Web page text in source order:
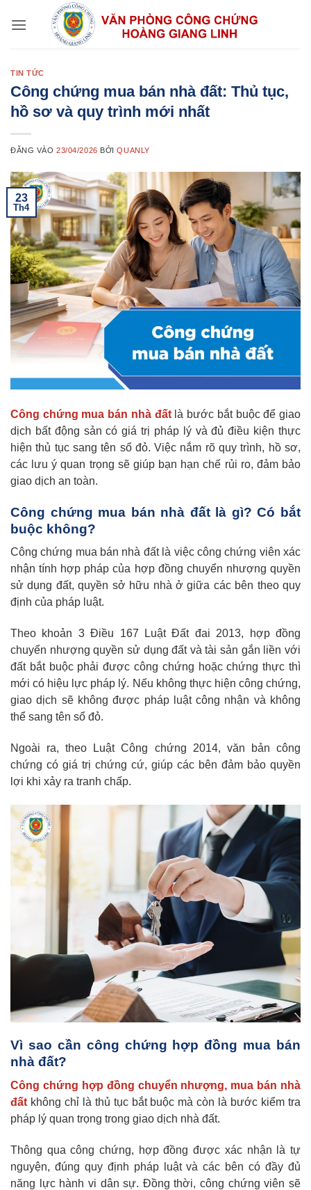
qua
TIN TỨC
Công chứng mua bán nhà đất: Thủ tục,
hồ sơ và quy trình mới nhất
ĐĂNG VÀO23/04/2026 BỞIQUANLY
23
Th4
Công chứng mua bán nhà đấtlà bước bắt buộc để giao
dịch bất động sản có giá trị pháp lý và đủ điều kiện thực
hiện thủ tục sang tên sổ đỏ. Việc nắm rõ quy trình, hồ sơ,
các lưu ý quan trọng sẽ giúp bạn hạn chế rủi ro, đảm bảo
giao dịch an toàn.
Công chứng mua bán nhà đất là gì? Có bắt
buộc không?
Công chứng mua bán nhà đất là việc công chứng viên xác
nhận tính hợp pháp của hợp đồng chuyển nhượng quyền
sử dụng đất, quyền sở hữu nhà ở giữa các bên theo quy
định của pháp luật.
Theo khoản 3 Điều 167 Luật Đất đai 2013, hợp đồng
chuyển nhượng quyền sử dụng đất và tài sản gắn liền với
đất bắt buộc phải được công chứng hoặc chứng thực thì
mới có hiệu lực pháp lý. Nếu không thực hiện công chứng,
giao dịch sẽ không được pháp luật công nhận và không
thể sang tên sổ đỏ.
Ngoài ra, theo Luật Công chứng 2014, văn bản công
chứng có giá trị chứng cứ, giúp các bên đảm bảo quyền
lợi khi xảy ra tranh chấp.
Vì sao cần công chứng hợp đồng mua bán
nhà đất?
Công chứng hợp đồng chuyển nhượng, mua bán nhà
đất không chỉ là thủ tục bắt buộc mà còn là bước kiểm tra
pháp lý quan trọng trong giao dịch nhà đất.
Thông qua công chứng, hợp đồng được xác nhận là tự
nguyện, đúng quy định pháp luật và các bên có đầy đủ
năng lực hành vi dân sự. Đồng thời, công chứng viên sẽ